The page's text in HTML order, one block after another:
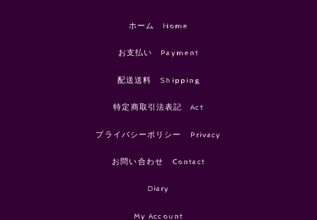
ホーム Home
お支払い Payment
配送送料 Shipping
特定商取引法表記 Act
プライバシーポリシー Privacy
お問い合わせ Contact
Diary
My Account